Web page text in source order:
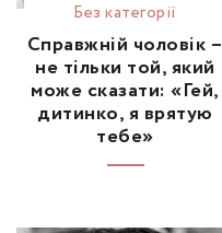
Без категорії
Справжній чоловік –
не тільки той, який
може сказати: «Гей,
дитинко, я врятую
тебе»